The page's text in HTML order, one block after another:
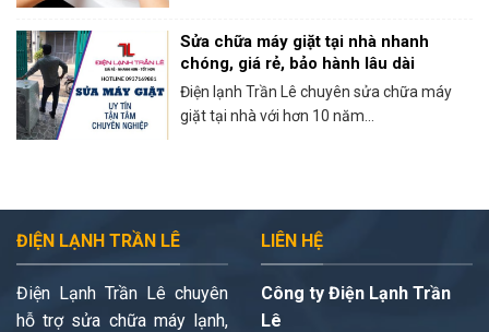
Sửa chữa máy giặt tại nhà nhanh
chóng, giá rẻ, bảo hành lâu dài
Điện lạnh Trần Lê chuyên sửa chữa máy
giặt tại nhà với hơn 10 năm...
ĐIỆN LẠNH TRẦN LÊ
Điện Lạnh Trần Lê chuyên
hỗ trợ sửa chữa máy lạnh,
LIÊN HỆ
Công ty Điện Lạnh Trần
Lê